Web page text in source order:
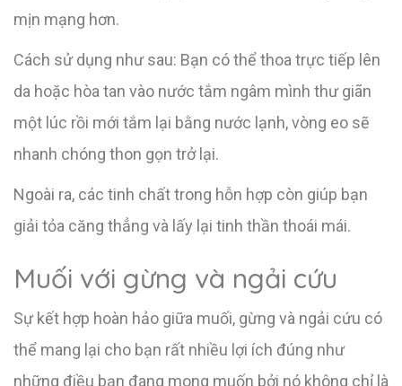
mịn mạng hơn.
Cách sử dụng như sau: Bạn có thể thoa trực tiếp lên
da hoặc hòa tan vào nước tắm ngâm mình thư giãn
một lúc rồi mới tắm lại bằng nước lạnh, vòng eo sẽ
nhanh chóng thon gọn trở lại.
Ngoài ra, các tinh chất trong hỗn hợp còn giúp bạn
giải tỏa căng thẳng và lấy lại tinh thần thoái mái.
Muối với gừng và ngải cứu
Sự kết hợp hoàn hảo giữa muối, gừng và ngải cứu có
thể mang lại cho bạn rất nhiều lợi ích đúng như
những điều bạn đang mong muốn bởi nó không chỉ là